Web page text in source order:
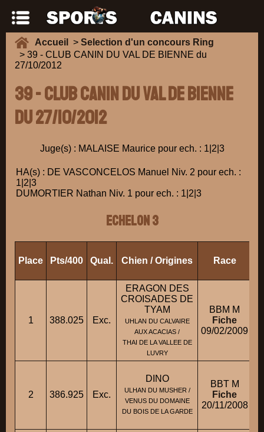
Accueil > Selection d'un concours Ring
> 39 - CLUB CANIN DU VAL DE BIENNE du
27/10/2012
39 - CLUB CANIN DU VAL DE BIENNE
du 27/10/2012
Juge(s) : MALAISE Maurice pour ech. : 1|2|3
HA(s) : DE VASCONCELOS Manuel Niv. 2 pour ech. :
1|2|3
DUMORTIER Nathan Niv. 1 pour ech. : 1|2|3
ECHELON 3
Place Pts/400 Qual. Chien / Origines Race
1 388.025 Exc.
ERAGON DES
CROISADES DE
TYAM
UHLAN DU CALVAIRE
AUX ACACIAS /
THAI DE LA VALLEE DE
LUVRY
BBM M
Fiche
09/02/2009
2 386.925 Exc.
DINO
ULHAN DU MUSHER /
VENUS DU DOMAINE
DU BOIS DE LA GARDE
BBT M
Fiche
20/11/2008